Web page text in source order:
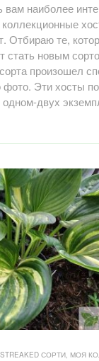
вам наиболее
Отбираю те,
стать новым
произошел
Эти хосты
двух
СОРТИ, МОЯ